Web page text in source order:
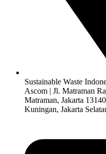
Sustainable Waste
Ascom | Jl. Matraman
Matraman, Jakarta
Kuningan, Jakarta